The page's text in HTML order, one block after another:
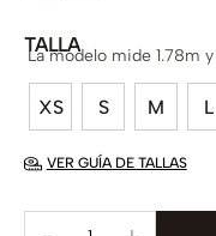
TALLA
XS S M L
La modelo mide 1.78m
VER GUÍA DE TALLAS